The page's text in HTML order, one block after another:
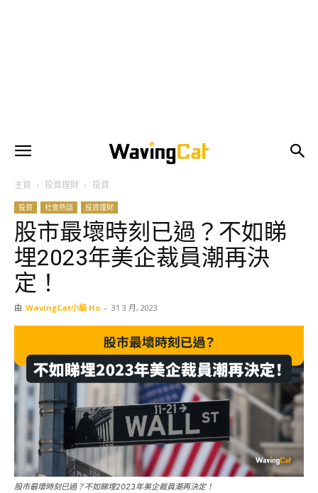
主頁 投資理財 投資
投資 社會熱話 投資理財
股市最壞時刻已過？不如睇
埋2023年美企裁員潮再決
定！
由 WavingCat小編 Ho - 31 3 月, 2023
股市最壞時刻已過？不如睇埋2023年美企裁員潮再決定！